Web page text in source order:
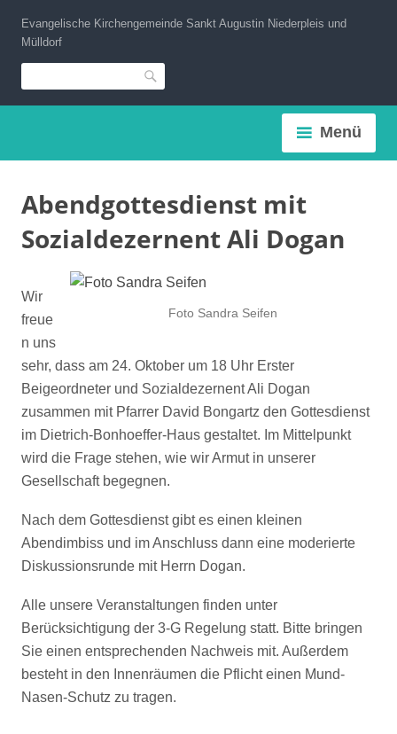
Inhalt
springen
Evangelische Kirchengemeinde Sankt Augustin Niederpleis und
Mülldorf
Suche
Menü
Abendgottesdienst mit
Sozialdezernent Ali Dogan
Foto Sandra Seifen
Wir
freue
n uns
sehr, dass am 24. Oktober um 18 Uhr Erster
Beigeordneter und Sozialdezernent Ali Dogan
zusammen mit Pfarrer David Bongartz den Gottesdienst
im Dietrich-Bonhoeffer-Haus gestaltet. Im Mittelpunkt
wird die Frage stehen, wie wir Armut in unserer
Gesellschaft begegnen.
Nach dem Gottesdienst gibt es einen kleinen
Abendimbiss und im Anschluss dann eine moderierte
Diskussionsrunde mit Herrn Dogan.
Alle unsere Veranstaltungen finden unter
Berücksichtigung der 3-G Regelung statt. Bitte bringen
Sie einen entsprechenden Nachweis mit. Außerdem
besteht in den Innenräumen die Pflicht einen Mund-
Nasen-Schutz zu tragen.